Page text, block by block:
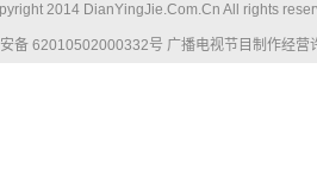
2014 DianYingJie.Com.Cn All rights
备 62010502000332号 广播电视节目制作经